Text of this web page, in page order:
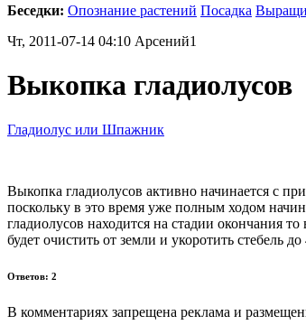
Беседки: Опознание растений Посадка
Чт, 2011-07-14 04:10 Арсений1
Выкопка гладиолусов
Гладиолус или Шпажник
Выкопка гладиолусов активно начинается с
поскольку в это время уже полным ходом
гладиолусов находится на стадии окончания
будет очистить от земли и укоротить стебель
Ответов: 2
В комментариях запрещена реклама и